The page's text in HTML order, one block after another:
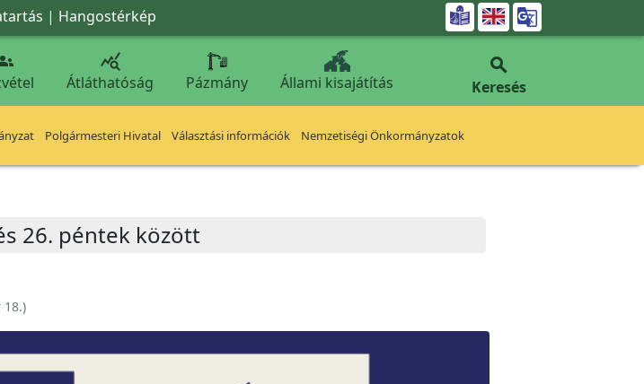
| Hangostérkép 

Átláthatóság Pázmány Állami kisajátítás

Keresés
Polgármesteri Hivatal Választási információk Nemzetiségi Önkormányzatok
26. péntek között
18.)